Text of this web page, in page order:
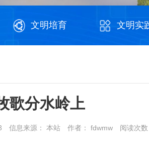
文明培育 文明实
歌分水岭上
信息来源： 本站 作者： fdwmw 阅读次数